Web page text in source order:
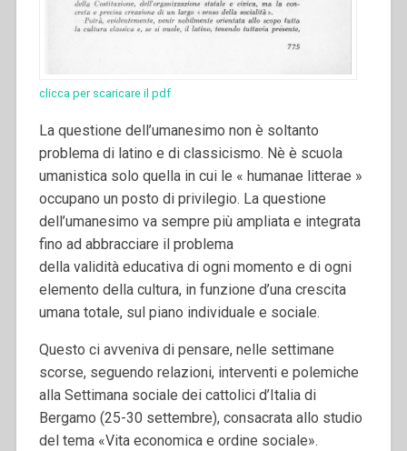
clicca per scaricare il pdf
La questione dell’umanesimo non è soltanto
problema di latino e di classicismo. Nè è scuola
umanistica solo quella in cui le « humanae litterae »
occupano un posto di privilegio. La questione
dell’umanesimo va sempre più ampliata e integrata
fino ad abbracciare il problema
della validità educativa di ogni momento e di ogni
elemento della cultura, in funzione d’una crescita
umana totale, sul piano individuale e sociale.
Questo ci avveniva di pensare, nelle settimane
scorse, seguendo relazioni, interventi e polemiche
alla Settimana sociale dei cattolici d’Italia di
Bergamo (25-30 settembre), consacrata allo studio
del tema «Vita economica e ordine sociale».